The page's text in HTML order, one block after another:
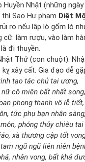
Huyền Nhật (những
thì Sao Hư phạm Diệt
ro nếu lập lò gốm lò
cữ: làm rượu, vào làm
đi thuyền.
Thử (con chuột):
kỵ xây cất. Gia đạo dễ
tạo tác chủ tai ương,
cô miên bất nhất song,
phong thanh vô lễ tiết,
tức phụ bạn nhân sàng,
phóng thủy chiêu tai
xà thương cập tốt
ngũ ngũ liên niên
nhân vong, bất khả